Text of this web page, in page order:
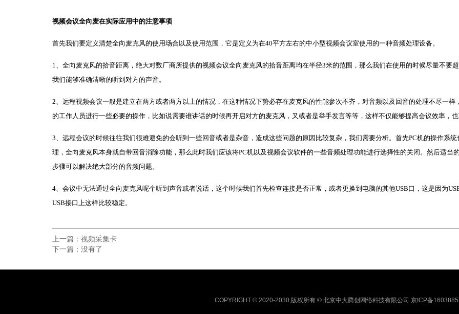
视频会议全向麦在实际应用中的注意事项
首先我们要定义清楚全向麦克风的使用场合以及使用范围，它是定义为在40平方左右的中小型视频会议室使用的一种音频处理设备。
1、全向麦克风的拾音距离，绝大对数厂商所提供的视频会议全向麦克风的拾音距离均在半径3米的范围，那么我们在使用的时候尽量不要
我们能够准确清晰的听到对方的声音。
2、远程视频会议一般是建立在两方或者两方以上的情况，在这种情况下势必存在麦克风的性能参次不齐，对音频以及回音的处理不尽一
的工作人员进行一些必要的操作，比如说需要谁讲话的时候再开启对方的麦克风，又或者是举手发言等等，这样不仅能够提高会议效率，也
3、远程会议的时候往往我们很难避免的会听到一些回音或者是杂音，造成这些问题的原因比较复杂，我们需要分析。首先PC机的操作系
理，全向麦克风本身就自带回音消除功能，那么此时我们应该将PC机以及视频会议软件的一些音频处理功能进行选择性的关闭。然后适
步骤可以解决绝大部分的音频问题。
4、会议中无法通过全向麦克风呢个听到声音或者说话，这个时候我们首先检查连接是否正常，或者更换到电脑的其他USB口，这是因为
USB接口上这样比较稳定。
上一篇： 视频采集卡
下一篇： 没有了
COPYRIGHT © 2020-2030,版权所有 © 北京中大腾创网络科技有限公司 京ICP备